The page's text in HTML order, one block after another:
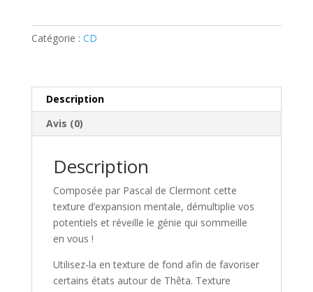
11
:
THÊTA
Catégorie : CD
Description
Avis (0)
Description
Composée par Pascal de Clermont cette
texture d’expansion mentale, démultiplie vos
potentiels et réveille le génie qui sommeille
en vous !
Utilisez-la en texture de fond afin de favoriser
certains états autour de Thêta. Texture